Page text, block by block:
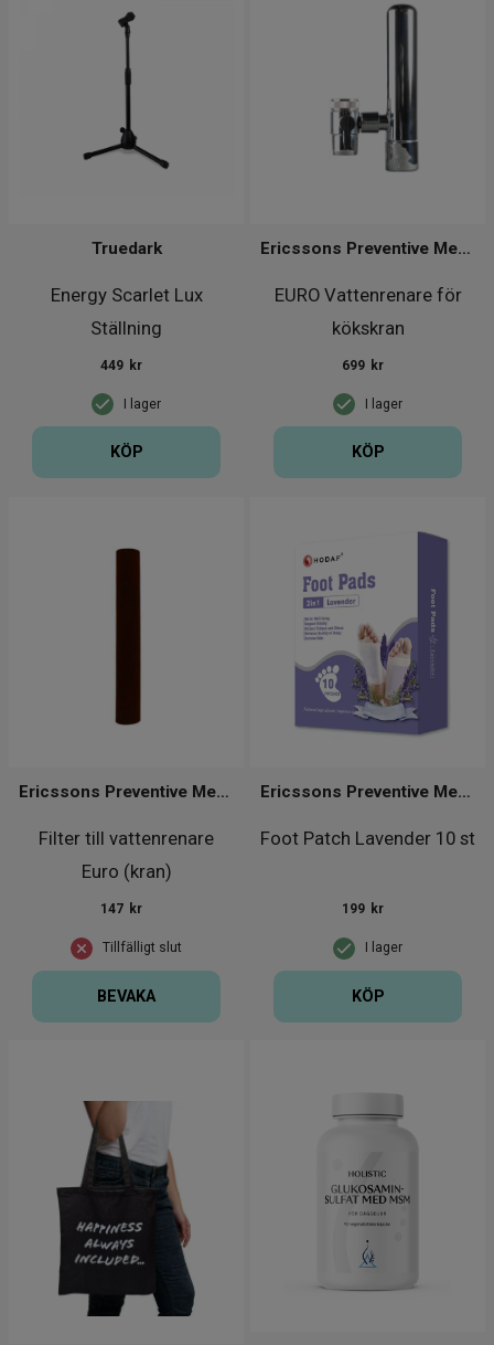
Energy Scarlet Lux
Ställning
Truedark
I lager
449 kr
KÖP
EURO Vattenrenare för
kökskran
Ericssons Preventive Medical Group
I lager
699 kr
KÖP
Filter till vattenrenare
Euro (kran)
Ericssons Preventive Medical Group
Tillfälligt slut
147 kr
BEVAKA
Foot Patch Lavender 10 st
Ericssons Preventive Medical Group
I lager
199 kr
KÖP